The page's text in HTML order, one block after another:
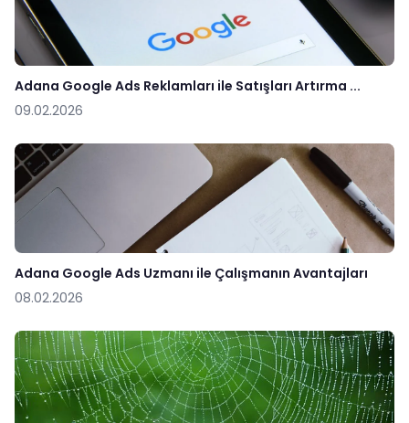
Adana Google Ads Reklamları ile Satışları Artırma ...
09.02.2026
Adana Google Ads Uzmanı ile Çalışmanın Avantajları
08.02.2026